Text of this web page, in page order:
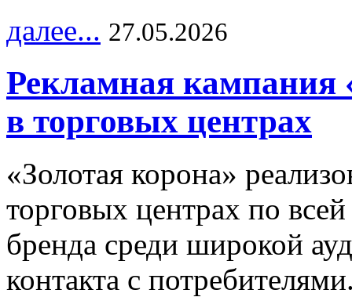
далее... 27.05.2026
Рекламная кампания
в торговых центрах
«Золотая корона»
торговых центрах по
бренда среди широкой
контакта с